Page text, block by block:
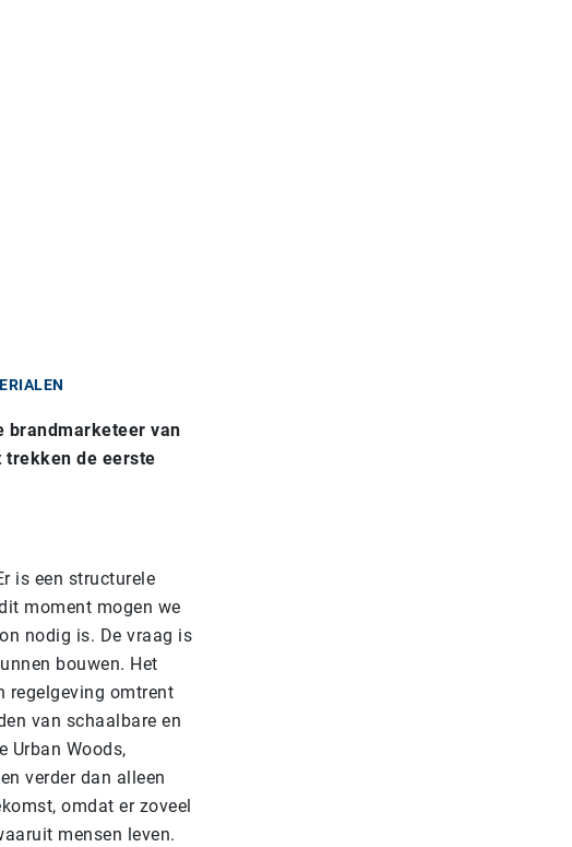
brandmarketeer van
trekken de eerste
is een structurele
moment mogen we
nodig is. De vraag is
bouwen. Het
regelgeving omtrent
van schaalbare en
Urban Woods,
verder dan alleen
omdat er zoveel
mensen leven.